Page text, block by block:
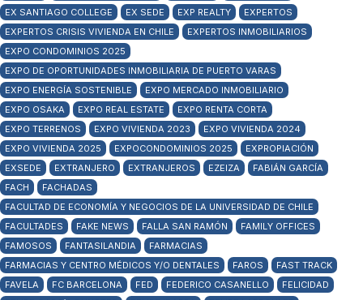
EX SANTIAGO COLLEGE
EX SEDE EXP REALTY
EXPERTOS
EXPERTOS CRISIS VIVIENDA EN CHILE
EXPERTOS INMOBILIARIOS
EXPO CONDOMINIOS 2025
EXPO DE OPORTUNIDADES INMOBILIARIA DE PUERTO VARAS
EXPO ENERGÍA SOSTENIBLE
EXPO MERCADO INMOBILIARIO
EXPO OSAKA
EXPO REAL ESTATE
EXPO RENTA CORTA
EXPO TERRENOS
EXPO VIVIENDA 2023
EXPO VIVIENDA 2024
EXPO VIVIENDA 2025
EXPOCONDOMINIOS 2025
EXPROPIACIÓN
EXSEDE
EXTRANJERO EXTRANJEROS EZEIZA
FABIÁN GARCÍA
FACH
FACHADAS
FACULTAD DE ECONOMÍA Y NEGOCIOS DE LA UNIVERSIDAD DE CHILE
FACULTADES
FAKE NEWS FALLA SAN RAMÓN
FAMILY OFFICES
FAMOSOS
FANTASILANDIA
FARMACIAS
FARMACIAS Y CENTRO MÉDICOS Y/O DENTALES
FAROS
FAST TRACK
FAVELA
FC BARCELONA FED FEDERICO CASANELLO
FELICIDAD